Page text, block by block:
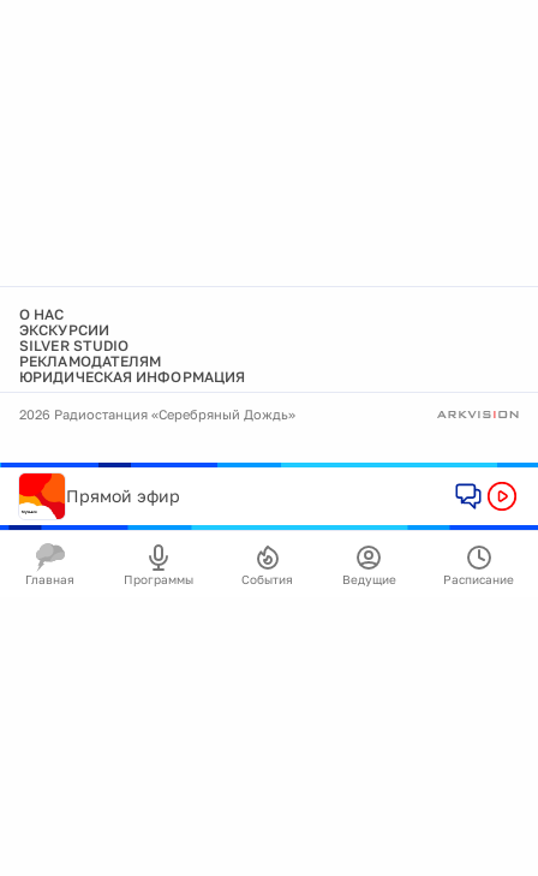
О НАС
ЭКСКУРСИИ
SILVER STUDIO
РЕКЛАМОДАТЕЛЯМ
ЮРИДИЧЕСКАЯ ИНФОРМАЦИЯ
2026 Радиостанция «Серебряный Дождь»
Прямой эфир
Главная Программы События Ведущие Расписание